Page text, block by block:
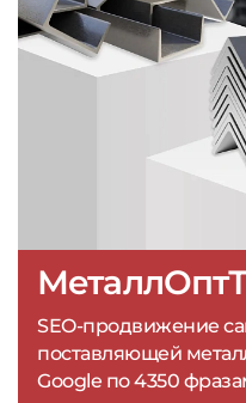
SEO-продвижение
поставляющей
Google по 4350